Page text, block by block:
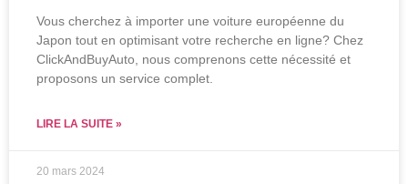
Vous cherchez à importer une voiture européenne du
Japon tout en optimisant votre recherche en ligne? Chez
ClickAndBuyAuto, nous comprenons cette nécessité et
proposons un service complet.
LIRE LA SUITE »
20 mars 2024